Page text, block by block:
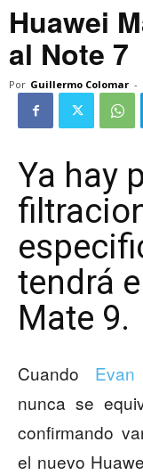
Huawei
al Note 7
Por Guillermo Colomar -
Ya hay
tendrá
Mate 9.
Cuando
nunca se
confirmando
el nuevo